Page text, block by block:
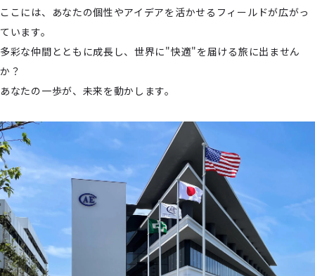
ここには、あなたの個性やアイデアを活かせるフィールドが広がっ
ています。
多彩な仲間とともに成長し、世界に"快適"を届ける旅に出ません
か？
あなたの一歩が、未来を動かします。